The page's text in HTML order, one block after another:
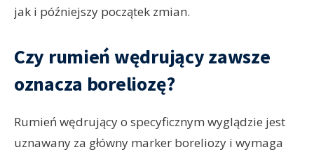
jak i późniejszy początek zmian.
Czy rumień wędrujący zawsze
oznacza boreliozę?
Rumień wędrujący o specyficznym wyglądzie jest
uznawany za główny marker boreliozy i wymaga